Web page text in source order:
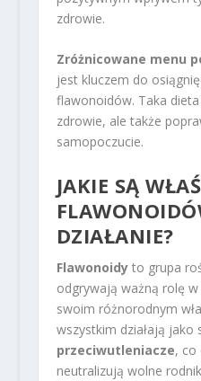
zdrowie.
Zróżnicowane menu
jest kluczem do
flawonoidów. Taka
zdrowie, ale także
samopoczucie.
JAKIE SĄ
DZIAŁANIE?
Flawonoidyto grupa
odgrywają ważną rolę
swoim różnorodnym
wszystkim działają jako
przeciwutleniacze, co
neutralizują wolne